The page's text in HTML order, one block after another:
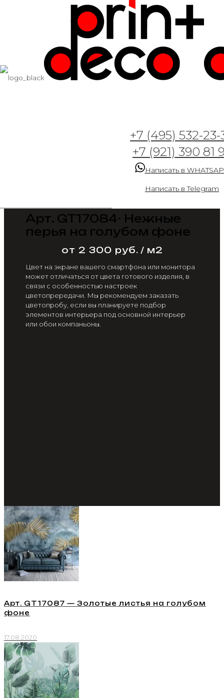
+7 (495) 532-23-
+7 (921) 390 81
Написать в
Написать в Telegram
Арт. GT17084- Нежные
перья на голубом фоне
от 2 300 руб. / м2
Цвет на экране вашего смартфона или монитора
может отличаться от цвета готового изделия, в
связи с особенностью настроек
цветопрередачи. Мы рекомендуем заказать
цветопробу, если вы планируете подбор
элементов интерьера под основной интерьер
или обои компаньоны.
Арт. GT17087 — Золотые листья на голубом
фоне
17.08.2020